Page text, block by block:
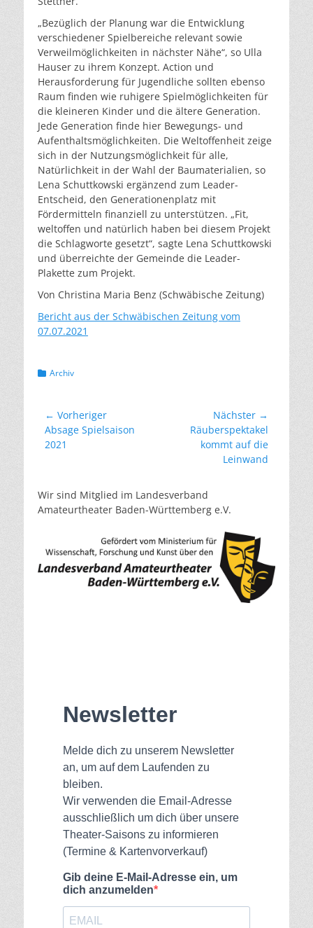
„Bezüglich der Planung war die Entwicklung
verschiedener Spielbereiche relevant sowie
Verweilmöglichkeiten in nächster Nähe“, so Ulla
Hauser zu ihrem Konzept. Action und
Herausforderung für Jugendliche sollten ebenso
Raum finden wie ruhigere Spielmöglichkeiten für
die kleineren Kinder und die ältere Generation.
Jede Generation finde hier Bewegungs- und
Aufenthaltsmöglichkeiten. Die Weltoffenheit zeige
sich in der Nutzungsmöglichkeit für alle,
Natürlichkeit in der Wahl der Baumaterialien, so
Lena Schuttkowski ergänzend zum Leader-
Entscheid, den Generationenplatz mit
Fördermitteln finanziell zu unterstützen. „Fit,
weltoffen und natürlich haben bei diesem Projekt
die Schlagworte gesetzt“, sagte Lena Schuttkowski
und überreichte der Gemeinde die Leader-
Plakette zum Projekt.
Von Christina Maria Benz (Schwäbische Zeitung)
Bericht aus der Schwäbischen Zeitung vom
07.07.2021
Kategorien
Archiv
Beitragsnavigation
← Vorheriger
Vorheriger
Beitrag:
Absage Spielsaison
2021
Nächster →
NächsterRäuberspektakel
kommt auf die
Leinwand
Wir sind Mitglied im Landesverband
Amateurtheater Baden-Württemberg e.V.